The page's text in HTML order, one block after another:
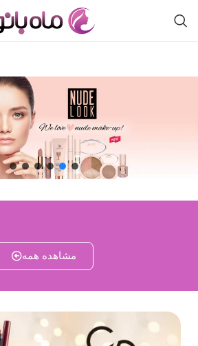
مشاهده همه